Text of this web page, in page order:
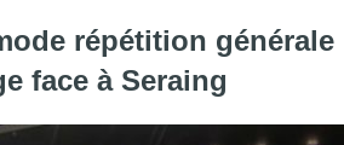
répétition générale
face à Seraing